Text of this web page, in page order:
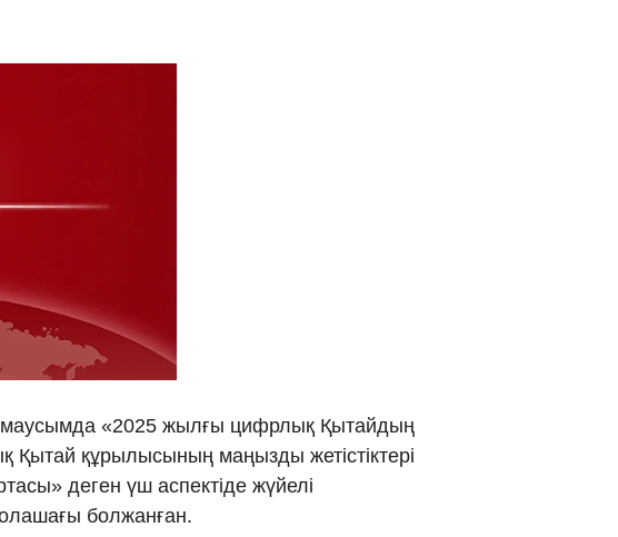
Deutsch
Kiswahili
Italiano
Қазақ тілі
ภาษาไทย
Bahasa Melayu
маусымда «2025 жылғы цифрлық Қытайдың
құрылысының маңызды жетістіктері
деген үш аспектіде жүйелі
болжанған.